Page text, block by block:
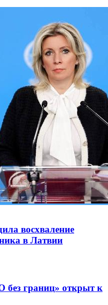
восхваление
в Латвии
без границ» открыт к